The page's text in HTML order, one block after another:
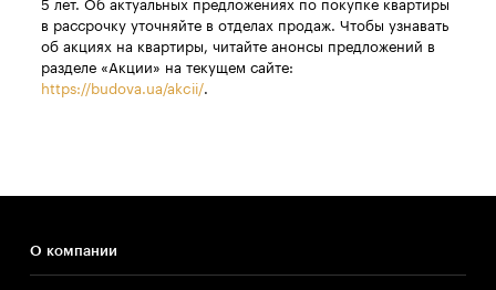
5 лет. Об актуальных предложениях по покупке квартиры
в рассрочку уточняйте в отделах продаж. Чтобы узнавать
об акциях на квартиры, читайте анонсы предложений в
разделе «Акции» на текущем сайте:
https://budova.ua/akcii/.
О компании